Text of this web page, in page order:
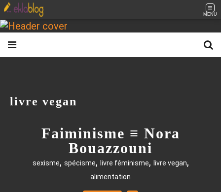
MENU
livre vegan
Faiminisme ≡ Nora
Bouazzouni
sexisme, spécisme, livre féminisme, livre vegan,
alimentation